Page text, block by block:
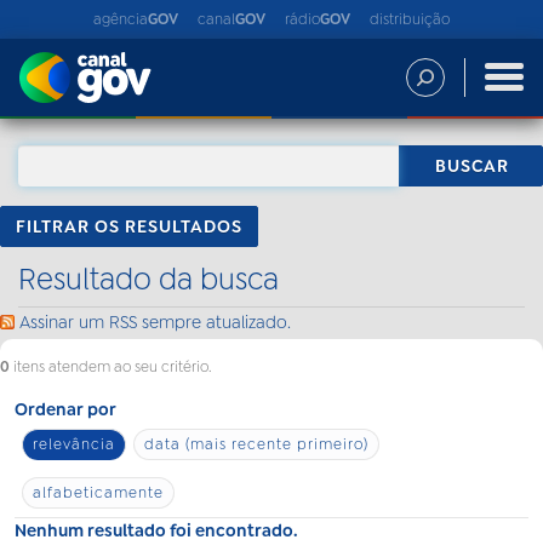
agênciaGOV canalGOV rádioGOV distribuição
FILTRAR OS RESULTADOS
Resultado da busca
Assinar um RSS sempre atualizado.
0 itens atendem ao seu critério.
Ordenar por
relevância data (mais recente primeiro)
alfabeticamente
Nenhum resultado foi encontrado.